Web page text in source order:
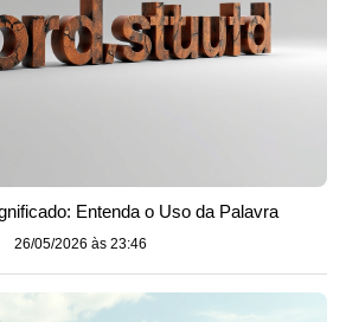
Entenda o Uso da Palavra
26/05/2026 às 23:46